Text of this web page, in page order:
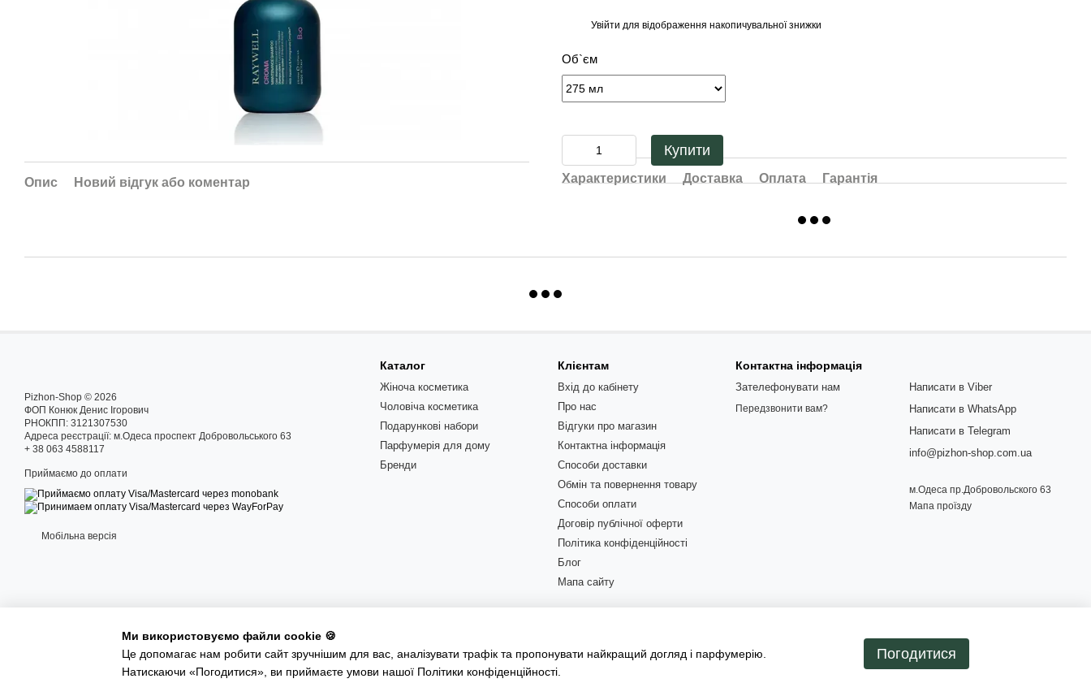
Опис Новий відгук або коментар
Увійти для відображення накопичувальної знижки
Об`єм
Купити
Характеристики Доставка Оплата Гарантія
Pizhon-Shop © 2026
ФОП Конюк Денис Ігорович
РНОКПП: 3121307530
Адреса реєстрації: м.Одеса проспект Добровольського 63
+ 38 063 4588117
Приймаємо до оплати
Мобільна версія
Інтернет-магазин створений з Хорошоп
Каталог
Жіноча косметика
Чоловіча косметика
Подарункові набори
Парфумерія для дому
Бренди
Клієнтам
Вхід до кабінету
Про нас
Відгуки про магазин
Контактна інформація
Способи доставки
Обмін та повернення товару
Способи оплати
Договір публічної оферти
Політика конфіденційності
Блог
Мапа сайту
Контактна інформація
Зателефонувати нам
Передзвонити вам?
Написати в Viber
Написати в WhatsApp
Написати в Telegram
info@pizhon-shop.com.ua
м.Одеса пр.Добровольского 63
Мапа проїзду
Ми використовуємо файли cookie 🍪
Це допомагає нам робити сайт зручнішим для вас, аналізувати трафік та пропонувати найкращий догляд і парфумерію.
Натискаючи «Погодитися», ви приймаєте умови нашої Політики конфіденційності
Погодитися